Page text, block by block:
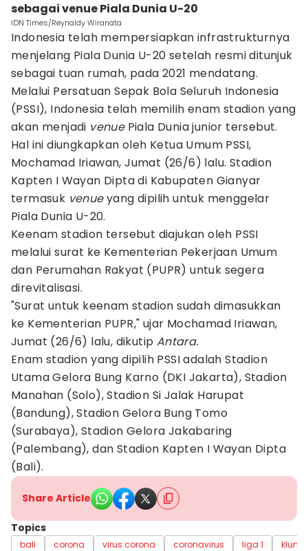
sebagai venue Piala Dunia U-20
IDN Times/Reynaldy Wiranata
Indonesia telah mempersiapkan infrastrukturnya
menjelang Piala Dunia U-20 setelah resmi ditunjuk
sebagai tuan rumah, pada 2021 mendatang.
Melalui Persatuan Sepak Bola Seluruh Indonesia
(PSSI), Indonesia telah memilih enam stadion yang
akan menjadi venuePiala Dunia junior tersebut.
Hal ini diungkapkan oleh Ketua Umum PSSI,
Mochamad Iriawan, Jumat (26/6) lalu. Stadion
Kapten I Wayan Dipta di Kabupaten Gianyar
termasuk venueyang dipilih untuk menggelar
Piala Dunia U-20.
Keenam stadion tersebut diajukan oleh PSSI
melalui surat ke Kementerian Pekerjaan Umum
dan Perumahan Rakyat (PUPR) untuk segera
direvitalisasi.
"Surat untuk keenam stadion sudah dimasukkan
ke Kementerian PUPR," ujar Mochamad Iriawan,
Jumat (26/6) lalu, dikutip Antara.
Enam stadion yang dipilih PSSI adalah Stadion
Utama Gelora Bung Karno (DKI Jakarta), Stadion
Manahan (Solo), Stadion Si Jalak Harupat
(Bandung), Stadion Gelora Bung Tomo
(Surabaya), Stadion Gelora Jakabaring
(Palembang), dan Stadion Kapten I Wayan Dipta
(Bali).
Share Article
Topics
bali corona virus corona coronavirus liga 1